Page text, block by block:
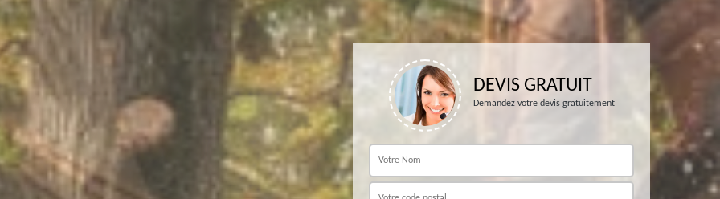
DEVIS GRATUIT
Demandez votre devis gratuitement